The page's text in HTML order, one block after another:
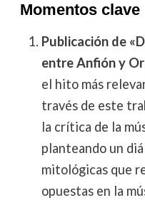
Momentos clave
Publicación de
entre Anfión y
el hito más
través de este
la crítica de la
planteando un
mitológicas que
opuestas en la